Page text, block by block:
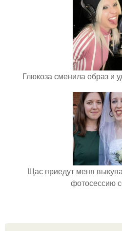
Глюкоза сменила образ и
Щас приедут меня
фотосессию